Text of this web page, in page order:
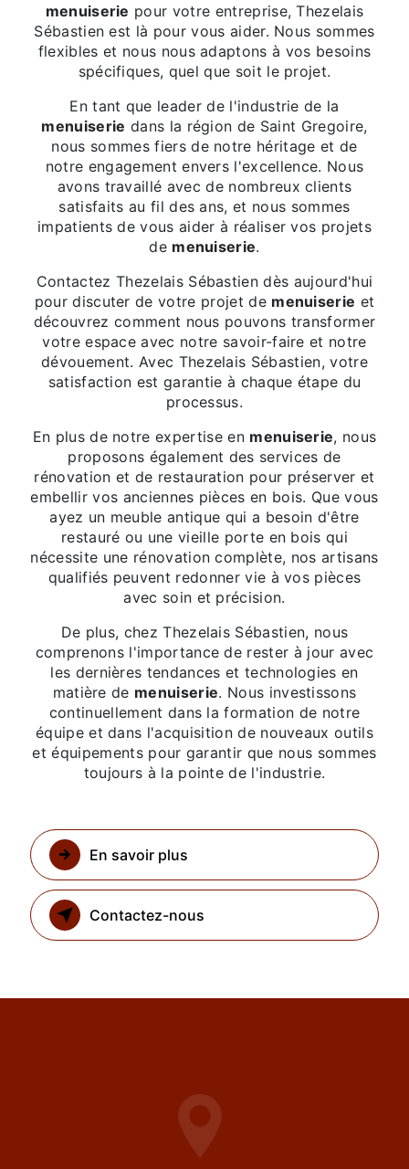
menuiserie pour votre entreprise, Thezelais
Sébastien est là pour vous aider. Nous sommes
flexibles et nous nous adaptons à vos besoins
spécifiques, quel que soit le projet.
En tant que leader de l'industrie de la
menuiserie dans la région de Saint Gregoire,
nous sommes fiers de notre héritage et de
notre engagement envers l'excellence. Nous
avons travaillé avec de nombreux clients
satisfaits au fil des ans, et nous sommes
impatients de vous aider à réaliser vos projets
de menuiserie.
Contactez Thezelais Sébastien dès aujourd'hui
pour discuter de votre projet de menuiserie et
découvrez comment nous pouvons transformer
votre espace avec notre savoir-faire et notre
dévouement. Avec Thezelais Sébastien, votre
satisfaction est garantie à chaque étape du
processus.
En plus de notre expertise en menuiserie, nous
proposons également des services de
rénovation et de restauration pour préserver et
embellir vos anciennes pièces en bois. Que vous
ayez un meuble antique qui a besoin d'être
restauré ou une vieille porte en bois qui
nécessite une rénovation complète, nos artisans
qualifiés peuvent redonner vie à vos pièces
avec soin et précision.
De plus, chez Thezelais Sébastien, nous
comprenons l'importance de rester à jour avec
les dernières tendances et technologies en
matière de menuiserie. Nous investissons
continuellement dans la formation de notre
équipe et dans l'acquisition de nouveaux outils
et équipements pour garantir que nous sommes
toujours à la pointe de l'industrie.
En savoir plus
Contactez-nous